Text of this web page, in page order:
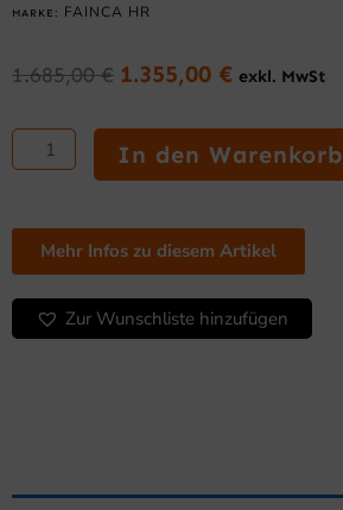
MARKE: FAINCA HR
1.685,00€ Ursprünglicher
war:
1.685,00 €
1.355,00 € Aktueller
ist:
1.355,00 €.
exkl. MwSt
Hochleistungs-
Fritteuse
20
Serie
500
Menge
In den Warenkorb
Mehr Infos zu diesem Artikel
Zur Wunschliste hinzufügen